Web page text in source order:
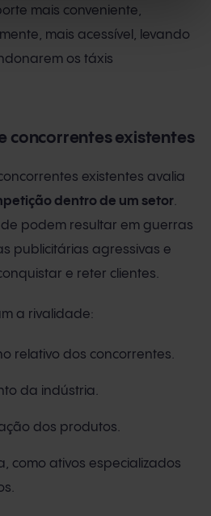
mais conveniente,
mais acessível, levando
os táxis
concorrentes existentes
existentes avalia
dentro de um setor.
podem resultar em guerras
publicitárias agressivas e
e reter clientes.
a rivalidade:
relativo dos concorrentes.
da indústria.
dos produtos.
como ativos especializados